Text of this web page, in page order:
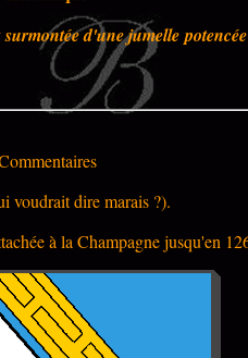
d'une jumelle
voudrait dire marais ?).
à la Champagne jusqu'en